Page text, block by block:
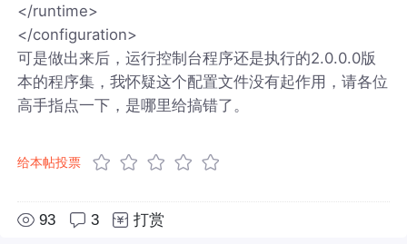
</runtime>
</configuration>
可是做出来后，运行控制台程序还是执行的2.0.0.0版
本的程序集，我怀疑这个配置文件没有起作用，请各位
高手指点一下，是哪里给搞错了。
给本帖投票
93 3 打赏